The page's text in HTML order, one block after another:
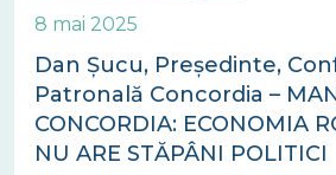
8 mai 2025
Dan Șucu, Președinte,
Patronală Concordia –
CONCORDIA: ECONOMIA
NU ARE STĂPÂNI POLITICI